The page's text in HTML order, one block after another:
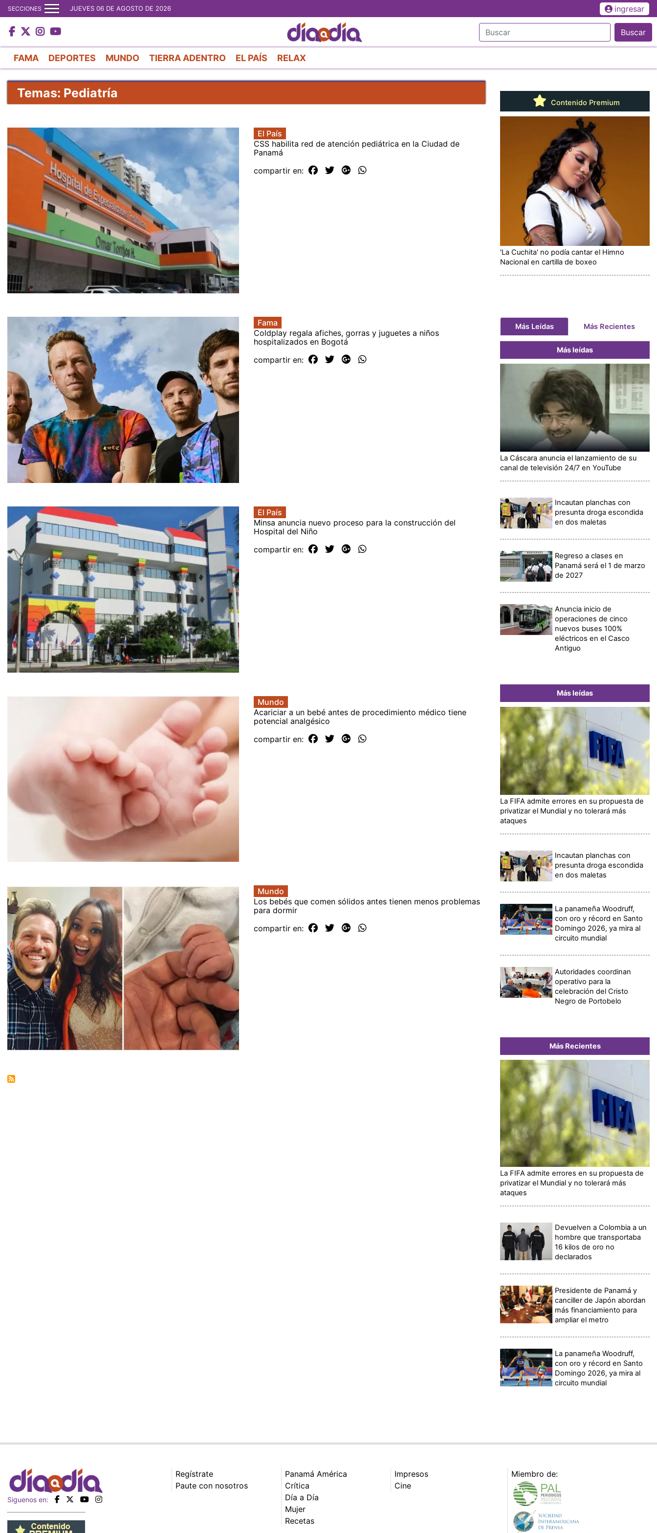
al
contenido
principal
SECCIONES JUEVES 06 DE AGOSTO DE 2026 ingresar
Buscar
FAMA DEPORTES MUNDO TIERRA ADENTRO EL PAÍS RELAX
Temas: Pediatría
El País
CSS habilita red de atención pediátrica en la Ciudad de
Panamá
compartir en:
Fama
Coldplay regala afiches, gorras y juguetes a niños
hospitalizados en Bogotá
compartir en:
El País
Minsa anuncia nuevo proceso para la construcción del
Hospital del Niño
compartir en:
Mundo
Acariciar a un bebé antes de procedimiento médico tiene
potencial analgésico
compartir en:
Mundo
Los bebés que comen sólidos antes tienen menos problemas
para dormir
compartir en:
Contenido Premium
'La Cuchita' no podía cantar el Himno
Nacional en cartilla de boxeo
Más Leídas Más Recientes
Más leídas
La Cáscara anuncia el lanzamiento de su
canal de televisión 24/7 en YouTube
Incautan planchas con
presunta droga escondida
en dos maletas
Regreso a clases en
Panamá será el 1 de marzo
de 2027
Anuncia inicio de
operaciones de cinco
nuevos buses 100%
eléctricos en el Casco
Antiguo
Más leídas
La FIFA admite errores en su propuesta de
privatizar el Mundial y no tolerará más
ataques
Incautan planchas con
presunta droga escondida
en dos maletas
La panameña Woodruff,
con oro y récord en Santo
Domingo 2026, ya mira al
circuito mundial
Autoridades coordinan
operativo para la
celebración del Cristo
Negro de Portobelo
Más Recientes
La FIFA admite errores en su propuesta de
privatizar el Mundial y no tolerará más
ataques
Devuelven a Colombia a un
hombre que transportaba
16 kilos de oro no
declarados
Presidente de Panamá y
canciller de Japón abordan
más financiamiento para
ampliar el metro
La panameña Woodruff,
con oro y récord en Santo
Domingo 2026, ya mira al
circuito mundial
Siguenos en:
Regístrate
Paute con nosotros
Panamá América
Crítica
Día a Día
Mujer
Recetas
Impresos
Cine
Miembro de: